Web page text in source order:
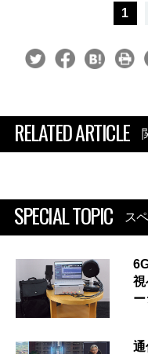
1
RELATED ARTICLE
SPECIAL TOPIC ス